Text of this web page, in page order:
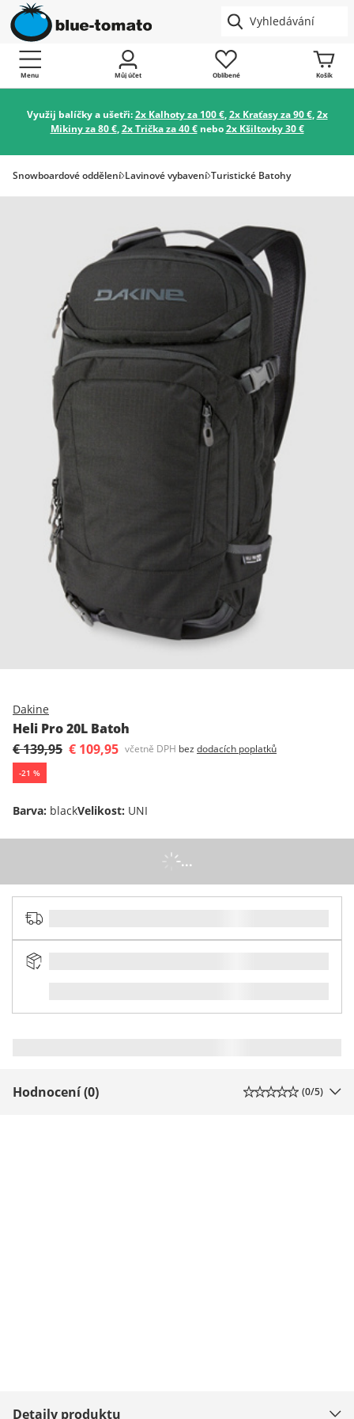
Menu Můj účet Oblíbené Košík
Využij balíčky a ušetři:2x Kalhoty za 100 €,2x Kraťasy za 90 €,2x
Mikiny za 80 €,2x Trička za 40 €nebo2x Kšiltovky 30 €
Snowboardové oddělení Lavinové vybavení Turistické Batohy
Dakine
Heli Pro 20L Batoh
€ 139,95 € 109,95 včetně DPH bez dodacích poplatků
-21 %
Barva: blackVelikost: UNI
...
Hodnocení (0) (0/5)
Detaily produktu